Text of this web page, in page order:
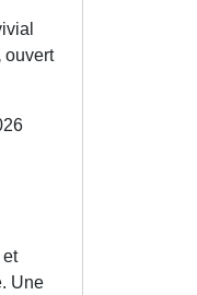
ouvert
et
Une